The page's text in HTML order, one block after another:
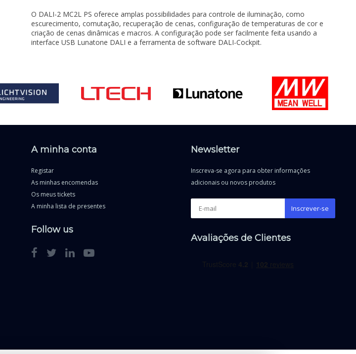
O DALI-2 MC2L PS oferece amplas possibilidades para controle de iluminação, como
escurecimento, comutação, recuperação de cenas, configuração de temperaturas de cor e
criação de cenas dinâmicas e macros. A configuração pode ser facilmente feita usando a
interface USB Lunatone DALI e a ferramenta de software DALI-Cockpit.
A minha conta
Registar
As minhas encomendas
Os meus tickets
A minha lista de presentes
Follow us
Newsletter
Inscreva-se agora para obter informações
adicionais ou novos produtos
Inscrever-se
Avaliações de Clientes